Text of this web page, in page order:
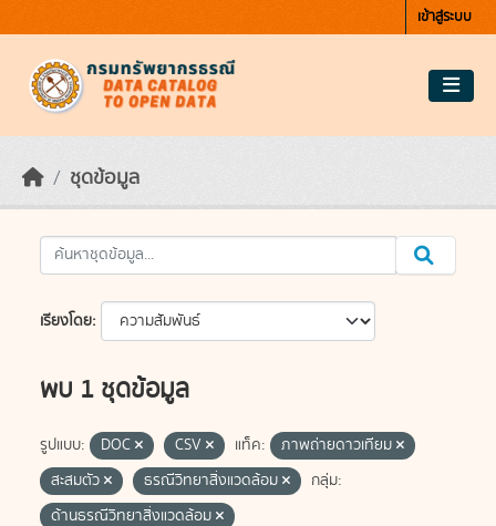
เข้าสู่ระบบ
ชุดข้อมูล
เรียงโดย
พบ 1 ชุดข้อมูล
รูปแบบ: DOC CSV แท็ค:
ภาพถ่ายดาวเทียม
สะสมตัว
ธรณีวิทยาสิ่งแวดล้อม
กลุ่ม:
ด้านธรณีวิทยาสิ่งแวดล้อม